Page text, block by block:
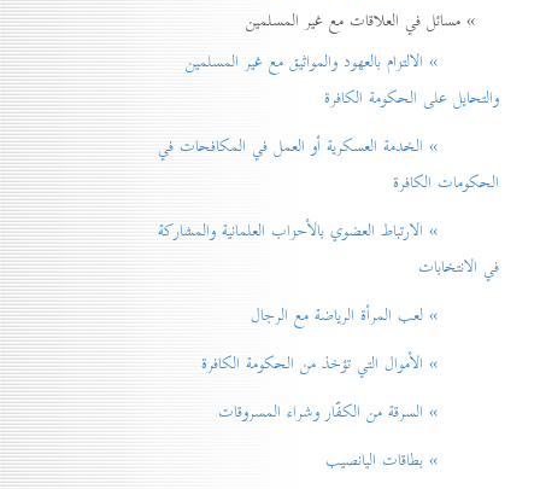
» مسائل في العلاقات مع غير المسلمين
» الالتزام بالعهود والمواثيق مع غير المسلمين
والتحايل على الحكومة الكافرة
» الخدمة العسكرية أو العمل في المكافحات في
الحكومات الكافرة
» الارتباط العضوي بالأحزاب العلمانية والمشاركة
في الانتخابات
» لعب المرأة الرياضة مع الرجال
» الأموال التي تؤخذ من الحكومة الكافرة
» السرقة من الكفّار وشراء المسروقات
» بطاقات اليانصيب